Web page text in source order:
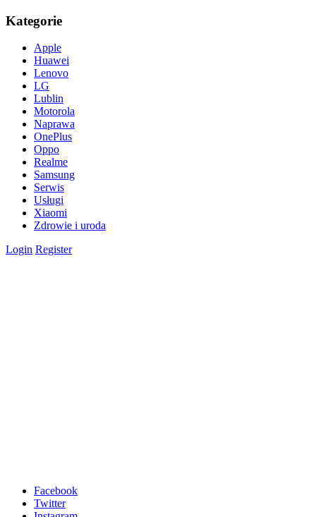
Kategorie
Apple
Huawei
Lenovo
LG
Lublin
Motorola
Naprawa
OnePlus
Oppo
Realme
Samsung
Serwis
Usługi
Xiaomi
Zdrowie i uroda
Login Register
Facebook
Twitter